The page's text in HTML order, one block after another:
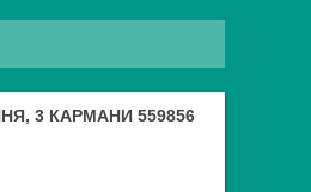
3 КАРМАНИ 559856